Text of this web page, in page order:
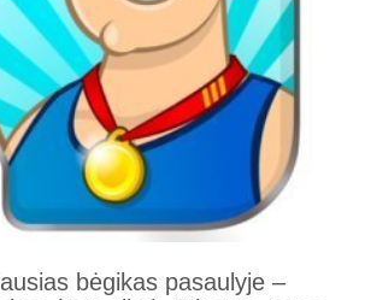
bėgikas pasaulyje –